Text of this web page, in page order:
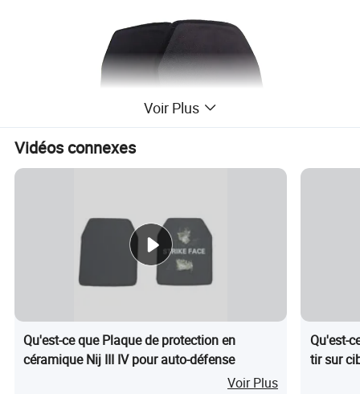
Voir Plus
Vidéos connexes
Qu'est-ce que Plaque de protection en
céramique Nij III IV pour auto-défense
Voir Plus
Qu'est-
tir sur